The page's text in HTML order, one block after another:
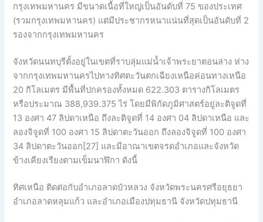
กรุงเทพมหานคร มีขนาดเนื้อที่ใหญ่เป็นอันดับที่ 75 ของประเทศ
(รวมกรุงเทพมหานคร) แต่มีประชากรหนาแน่นที่สุดเป็นอันดับที่ 2
รองจากกรุงเทพมหานคร
จังหวัดนนทบุรีตั้งอยู่ในเขตที่ราบลุ่มแม่น้ำเจ้าพระยาตอนล่าง ห่าง
จากกรุงเทพมหานครไปทางทิศตะวันตกเฉียงเหนือค่อนทางเหนือ
20 กิโลเมตร มีพื้นที่ปกครองทั้งหมด 622.303 ตารางกิโลเมตร
หรือประมาณ 388,939.375 ไร่ โดยมีพิกัดภูมิศาสตร์อยู่ละติจูดที่
13 องศา 47 ลิปดาเหนือ ถึงละติจูดที่ 14 องศา 04 ลิปดาเหนือ และ
ลองจิจูดที่ 100 องศา 15 ลิปดาตะวันออก ถึงลองจิจูดที่ 100 องศา
34 ลิปดาตะวันออก[27] และมีอาณาเขตจรดอำเภอและจังหวัด
ข้างเคียงเรียงตามเข็มนาฬิกา ดังนี้
ทิศเหนือ ติดต่อกับอำเภอลาดบัวหลวง จังหวัดพระนครศรีอยุธยา
อำเภอลาดหลุมแก้ว และอำเภอเมืองปทุมธานี จังหวัดปทุมธานี